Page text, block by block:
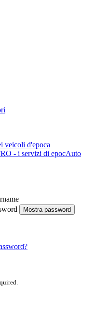
veicoli d'epoca
- i servizi di epocAuto
Mostra password